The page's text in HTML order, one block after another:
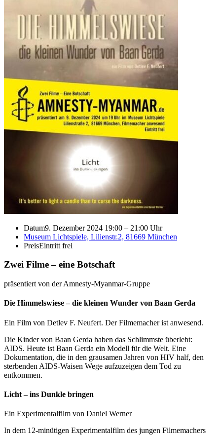
Datum9. Dezember 2024 19:00 – 21:00 Uhr
Museum Lichtspiele, Lilienstr.2, 81669 München
PreisEintritt frei
Zwei Filme – eine Botschaft
präsentiert von der Amnesty-Myanmar-Gruppe
Die Himmelswiese – die kleinen Wunder von Baan Gerda
Ein Film von Detlev F. Neufert. Der Filmemacher ist anwesend.
Die Kinder von Baan Gerda haben das Schlimmste überlebt:
AIDS. Heute ist Baan Gerda ein Modell für die Welt. Eine
Dokumentation, die in den grausamen Jahren von HIV half, den
sterbenden AIDS-Waisen Wege aufzuzeigen dem Tod zu
entkommen.
Licht – ins Dunkle bringen
Ein Experimentalfilm von Daniel Werner
In dem 12-minütigen Experimentalfilm des jungen Filmemachers